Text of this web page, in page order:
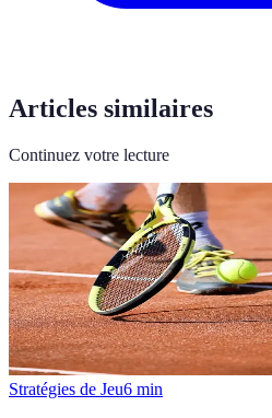
Articles similaires
Continuez votre lecture
Stratégies de Jeu6 min